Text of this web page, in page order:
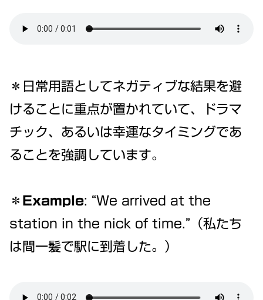
＊日常用語としてネガティブな結果を避
けることに重点が置かれていて、ドラマ
チック、あるいは幸運なタイミングであ
ることを強調しています。
＊Example: “We arrived at the
station in the nick of time.”（私たち
は間一髪で駅に到着した。）